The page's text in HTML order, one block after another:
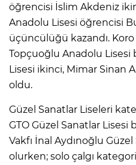
öğrencisi İslim Akdeniz
Anadolu Lisesi öğrencisi
üçüncülüğü kazandı.
Topçuoğlu Anadolu Lisesi
Lisesi ikinci, Mimar Sinan
oldu.
Güzel Sanatlar Liseleri
GTO Güzel Sanatlar
Vakfı İnal Aydınoğlu
olurken; solo çalgı